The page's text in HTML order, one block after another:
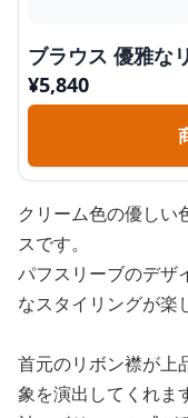
ブラウス 優雅な
¥5,840
クリーム色の優しい
スです。
パフスリーブのデザ
なスタイリングが楽
首元のリボン襟が上
象を演出してくれま